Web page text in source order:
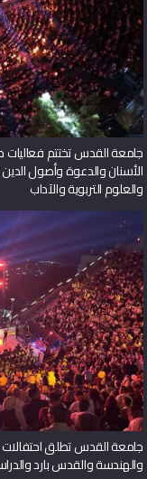
جامعة القدس تختتم
الأسنان والدعوة وأصول
والعلوم التربوية والآداب
جامعة القدس تطلق
والهندسة والقدس بارد